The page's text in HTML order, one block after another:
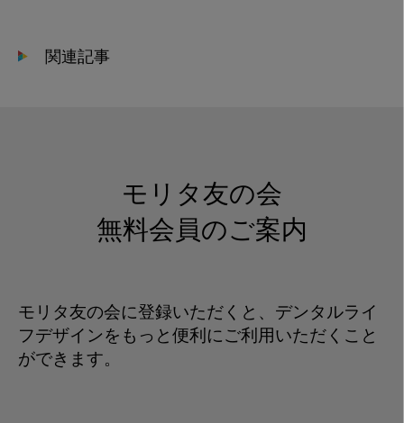
関連記事
モリタ友の会
無料会員のご案内
モリタ友の会に登録いただくと、デンタルライ
フデザインをもっと便利にご利用いただくこと
ができます。